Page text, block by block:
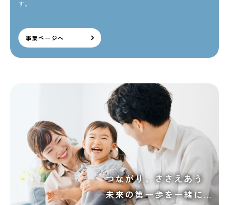
す。
事業ページへ
つながり、ささえあう
未来の第一歩を一緒に…